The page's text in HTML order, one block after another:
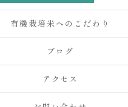
有機栽培米へのこだわり
ブログ
アクセス